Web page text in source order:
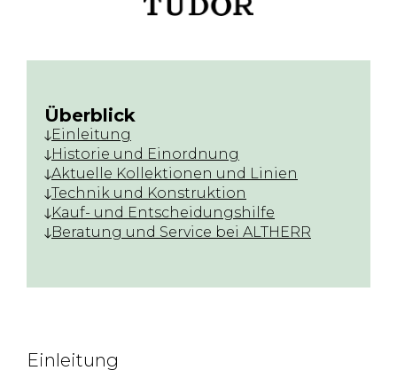
Überblick
Einleitung
Historie und Einordnung
Aktuelle Kollektionen und Linien
Technik und Konstruktion
Kauf- und Entscheidungshilfe
Beratung und Service bei ALTHERR
Einleitung